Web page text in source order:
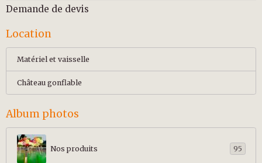
Demande de devis
Location
Matériel et vaisselle
Château gonflable
Album photos
Nos produits 95